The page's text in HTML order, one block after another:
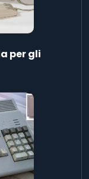
per gli